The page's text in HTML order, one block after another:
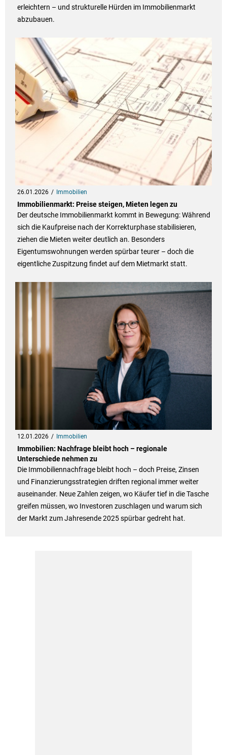
erleichtern – und strukturelle Hürden im Immobilienmarkt
abzubauen.
26.01.2026 Immobilien
Immobilienmarkt: Preise steigen, Mieten legen zu
Der deutsche Immobilienmarkt kommt in Bewegung: Während
sich die Kaufpreise nach der Korrekturphase stabilisieren,
ziehen die Mieten weiter deutlich an. Besonders
Eigentumswohnungen werden spürbar teurer – doch die
eigentliche Zuspitzung findet auf dem Mietmarkt statt.
12.01.2026 Immobilien
Immobilien: Nachfrage bleibt hoch – regionale
Unterschiede nehmen zu
Die Immobiliennachfrage bleibt hoch – doch Preise, Zinsen
und Finanzierungsstrategien driften regional immer weiter
auseinander. Neue Zahlen zeigen, wo Käufer tief in die Tasche
greifen müssen, wo Investoren zuschlagen und warum sich
der Markt zum Jahresende 2025 spürbar gedreht hat.